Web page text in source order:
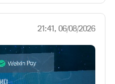
21:41, 06/08/2026